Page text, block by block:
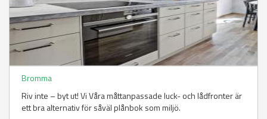
Bromma
Riv inte – byt ut! Vi Våra måttanpassade luck- och lådfronter är
ett bra alternativ för såväl plånbok som miljö.